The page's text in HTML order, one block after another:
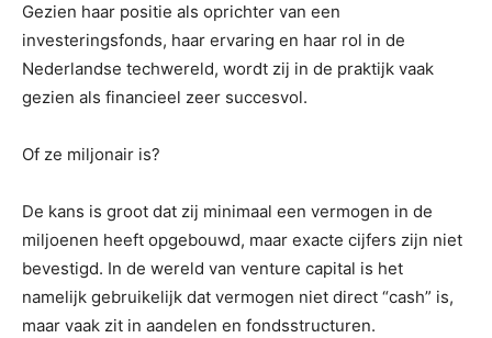
Gezien haar positie als oprichter van een
investeringsfonds, haar ervaring en haar rol in de
Nederlandse techwereld, wordt zij in de praktijk vaak
gezien als financieel zeer succesvol.
Of ze miljonair is?
De kans is groot dat zij minimaal een vermogen in de
miljoenen heeft opgebouwd, maar exacte cijfers zijn niet
bevestigd. In de wereld van venture capital is het
namelijk gebruikelijk dat vermogen niet direct “cash” is,
maar vaak zit in aandelen en fondsstructuren.